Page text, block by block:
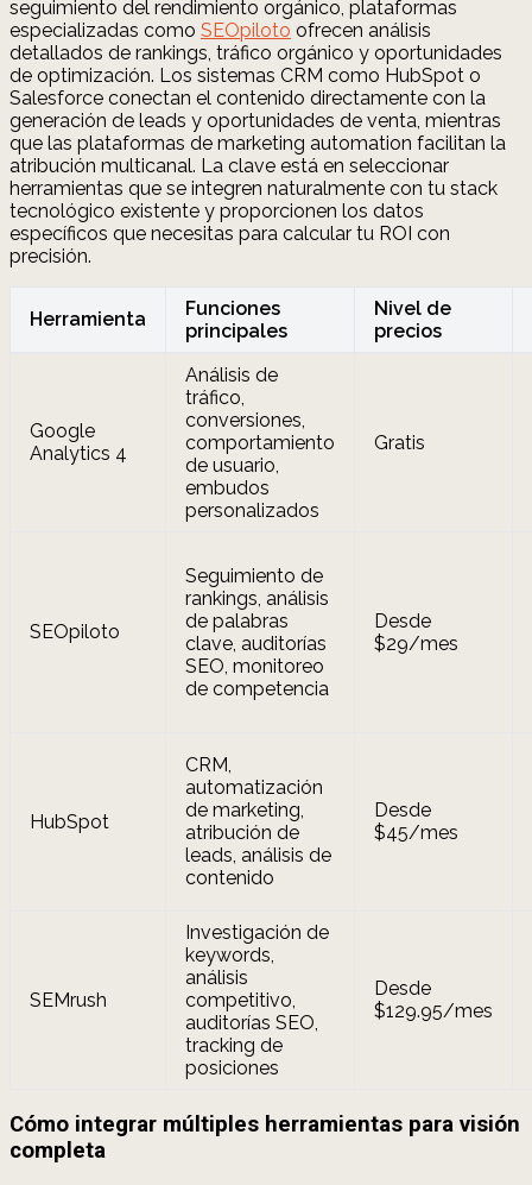
seguimiento del rendimiento orgánico, plataformas
especializadas como SEOpiloto ofrecen análisis
detallados de rankings, tráfico orgánico y oportunidades
de optimización. Los sistemas CRM como HubSpot o
Salesforce conectan el contenido directamente con la
generación de leads y oportunidades de venta, mientras
que las plataformas de marketing automation facilitan la
atribución multicanal. La clave está en seleccionar
herramientas que se integren naturalmente con tu stack
tecnológico existente y proporcionen los datos
específicos que necesitas para calcular tu ROI con
precisión.
Herramienta
Funciones
principales
Nivel de
precios
Google
Analytics 4
Análisis de
tráfico,
conversiones,
comportamiento
de usuario,
embudos
personalizados
Gratis
SEOpiloto
Seguimiento de
rankings, análisis
de palabras
clave, auditorías
SEO, monitoreo
de competencia
Desde
$29/mes
HubSpot
CRM,
automatización
de marketing,
atribución de
leads, análisis de
contenido
Desde
$45/mes
SEMrush
Investigación de
keywords,
análisis
competitivo,
auditorías SEO,
tracking de
posiciones
Desde
$129.95/mes
Cómo integrar múltiples herramientas para visión
completa